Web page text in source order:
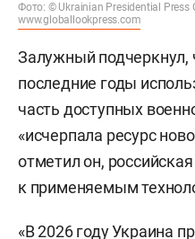
Фото: © Ukrainian Presidential Press
www.globallookpress.com
Залужный подчеркнул,
последние годы
часть доступных
«исчерпала ресурс
отметил он,
к применяемым
«В 2026 году Украина